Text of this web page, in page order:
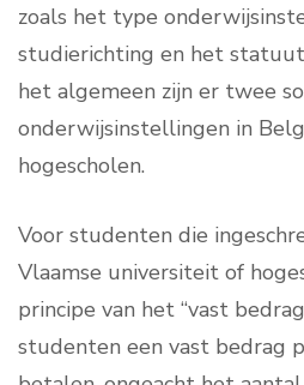
zoals het type
studierichting en het
het algemeen zijn er twee
onderwijsinstellingen in
hogescholen.
Voor studenten die
Vlaamse universiteit of
principe van het “vast
studenten een vast bedrag